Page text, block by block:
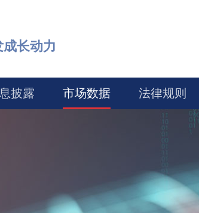
长动力
披露 市场数据 法律规则